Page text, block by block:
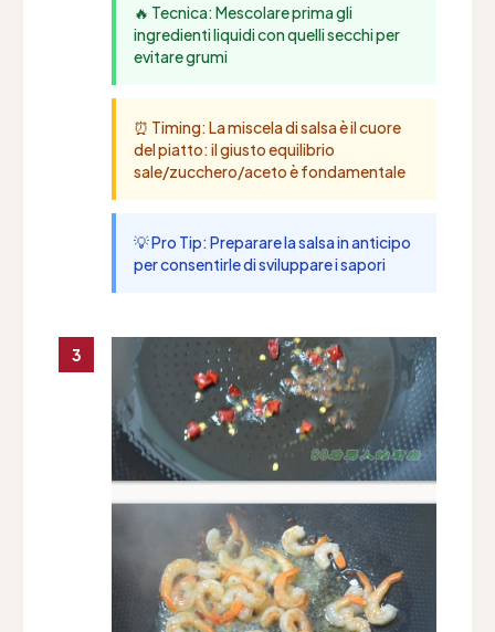
🔥 Tecnica: Mescolare prima gli
ingredienti liquidi con quelli secchi per
evitare grumi
⏰ Timing: La miscela di salsa è il cuore
del piatto: il giusto equilibrio
sale/zucchero/aceto è fondamentale
💡 Pro Tip: Preparare la salsa in anticipo
per consentirle di sviluppare i sapori
3